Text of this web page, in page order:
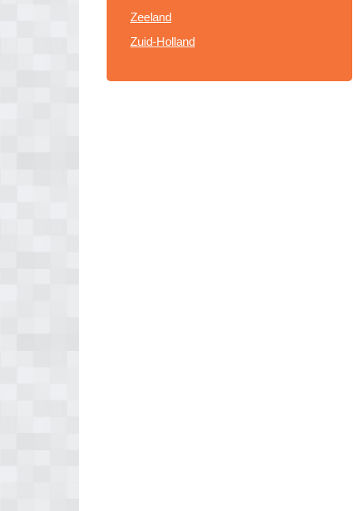
Zeeland
Zuid-Holland